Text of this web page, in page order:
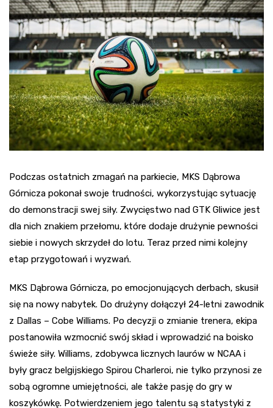
Podczas ostatnich zmagań na parkiecie, MKS Dąbrowa
Górnicza pokonał swoje trudności, wykorzystując sytuację
do demonstracji swej siły. Zwycięstwo nad GTK Gliwice jest
dla nich znakiem przełomu, które dodaje drużynie pewności
siebie i nowych skrzydeł do lotu. Teraz przed nimi kolejny
etap przygotowań i wyzwań.
MKS Dąbrowa Górnicza, po emocjonujących derbach, skusił
się na nowy nabytek. Do drużyny dołączył 24-letni zawodnik
z Dallas – Cobe Williams. Po decyzji o zmianie trenera, ekipa
postanowiła wzmocnić swój skład i wprowadzić na boisko
świeże siły. Williams, zdobywca licznych laurów w NCAA i
były gracz belgijskiego Spirou Charleroi, nie tylko przynosi ze
sobą ogromne umiejętności, ale także pasję do gry w
koszykówkę. Potwierdzeniem jego talentu są statystyki z